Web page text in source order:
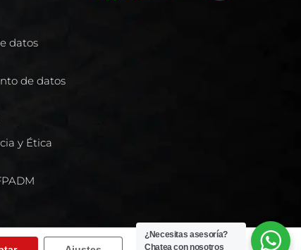
datos
de datos
y Ética
¿Necesitas asesoría?
Chatea con nosotros